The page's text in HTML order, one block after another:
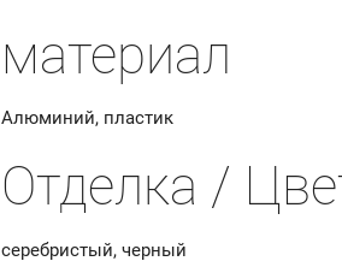
материал
Алюминий, пластик
Отделка /
серебристый, черный